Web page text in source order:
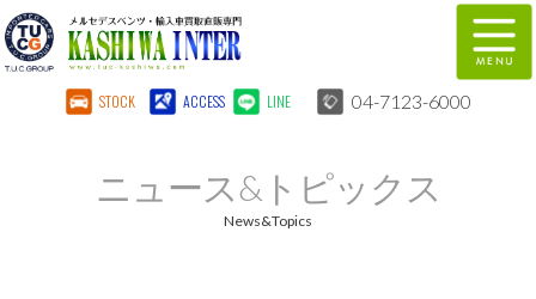
STOCK ACCESS LINE 04-7123-6000
ニュース&トピックス
News&Topics